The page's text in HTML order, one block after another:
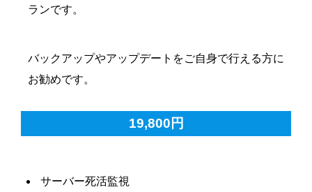
ランです。
バックアップやアップデートをご自身で行える方に
お勧めです。
19,800円
サーバー死活監視